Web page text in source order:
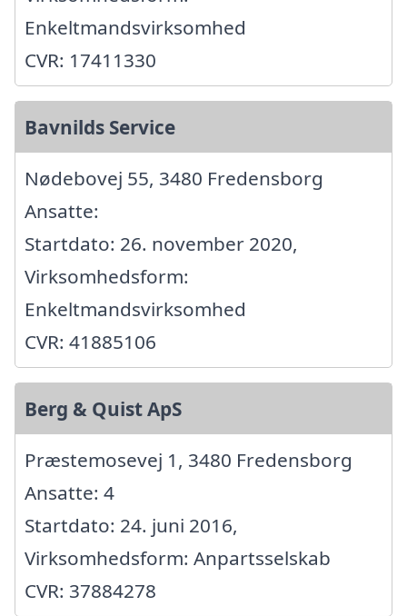
Enkeltmandsvirksomhed
CVR: 17411330
Bavnilds Service
Nødebovej 55, 3480 Fredensborg
Ansatte:
Startdato: 26. november 2020,
Virksomhedsform:
Enkeltmandsvirksomhed
CVR: 41885106
Berg & Quist ApS
Præstemosevej 1, 3480 Fredensborg
Ansatte: 4
Startdato: 24. juni 2016,
Virksomhedsform: Anpartsselskab
CVR: 37884278